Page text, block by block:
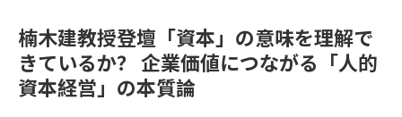
楠木建教授登壇「資本」の意味を理解で
きているか？ 企業価値につながる「人的
資本経営」の本質論